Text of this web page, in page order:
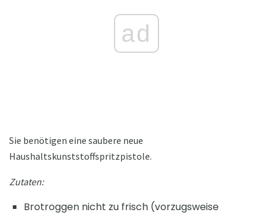
ad
Sie benötigen eine saubere neue
Haushaltskunststoffspritzpistole.
Zutaten:
Brotroggen nicht zu frisch (vorzugsweise